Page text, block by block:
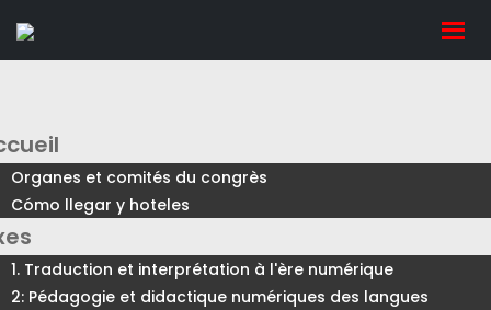
Organes et comités du congrès
Cómo llegar y hoteles
1. Traduction et interprétation à l'ère numérique
2: Pédagogie et didactique numériques des langues